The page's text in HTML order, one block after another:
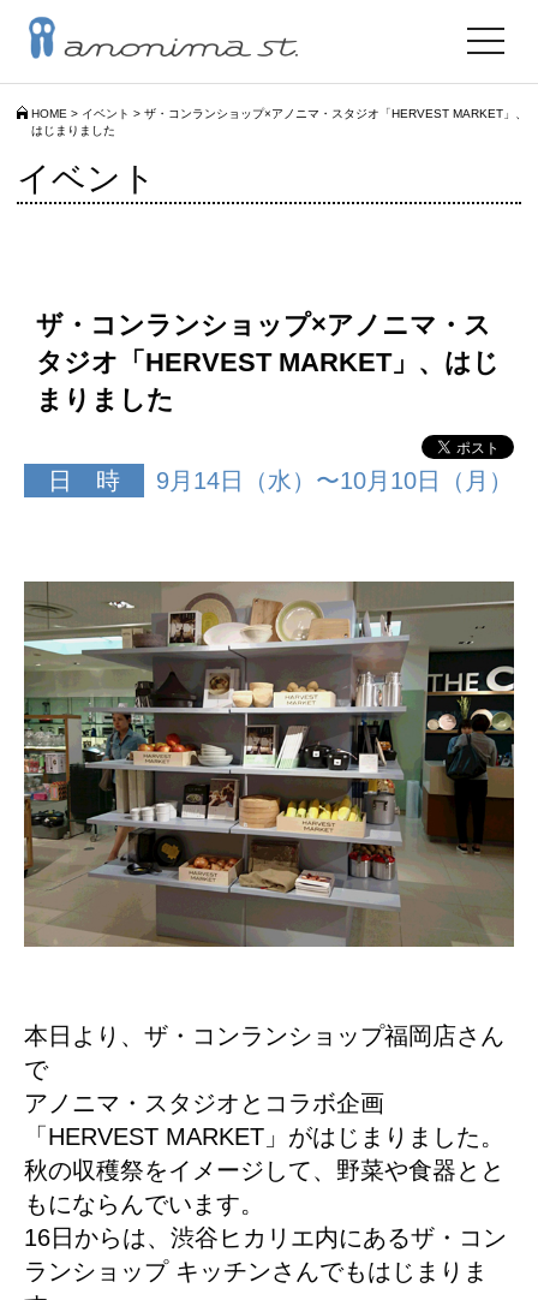
HOME > イベント > ザ・コンランショップ×アノニマ・スタジオ「HERVEST MARKET」、
はじまりました
toggle
イベント
ザ・コンランショップ×アノニマ・ス
タジオ「HERVEST MARKET」、はじ
まりました
日 時 9月14日（水）〜10月10日（月）
本日より、ザ・コンランショップ福岡店さん
で
アノニマ・スタジオとコラボ企画
「HERVEST MARKET」がはじまりました。
秋の収穫祭をイメージして、野菜や食器とと
もにならんでいます。
16日からは、渋谷ヒカリエ内にあるザ・コン
ランショップ キッチンさんでもはじまりま